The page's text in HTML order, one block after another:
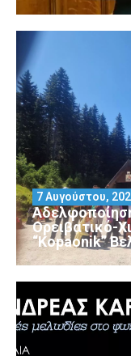
Ορειβατικό-
“Kopaonik”
7 Αυγούστου,